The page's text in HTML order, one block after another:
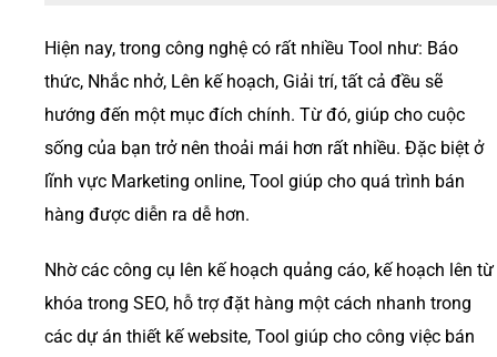
Hiện nay, trong công nghệ có rất nhiều Tool như: Báo
thức, Nhắc nhở, Lên kế hoạch, Giải trí, tất cả đều sẽ
hướng đến một mục đích chính. Từ đó, giúp cho cuộc
sống của bạn trở nên thoải mái hơn rất nhiều. Đặc biệt ở
lĩnh vực Marketing online, Tool giúp cho quá trình bán
hàng được diễn ra dễ hơn.
Nhờ các công cụ lên kế hoạch quảng cáo, kế hoạch lên từ
khóa trong SEO, hỗ trợ đặt hàng một cách nhanh trong
các dự án thiết kế website, Tool giúp cho công việc bán